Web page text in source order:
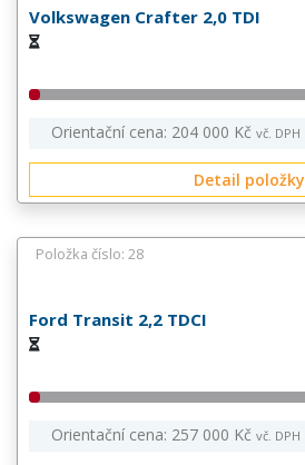
Volkswagen Crafter 2,0 TDI
Orientační cena: 204 000 Kč vč. DPH
Detail položky
Položka číslo: 28
Ford Transit 2,2 TDCI
Orientační cena: 257 000 Kč vč. DPH